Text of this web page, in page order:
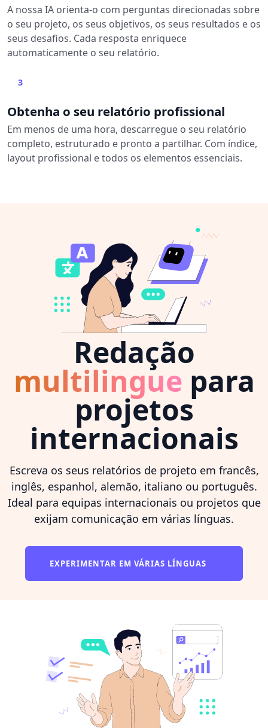
A nossa IA orienta-o com perguntas direcionadas sobre
o seu projeto, os seus objetivos, os seus resultados e os
seus desafios. Cada resposta enriquece
automaticamente o seu relatório.
3
Obtenha o seu relatório profissional
Em menos de uma hora, descarregue o seu relatório
completo, estruturado e pronto a partilhar. Com índice,
layout profissional e todos os elementos essenciais.
Redação
multilingue para
projetos
internacionais
Escreva os seus relatórios de projeto em francês,
inglês, espanhol, alemão, italiano ou português.
Ideal para equipas internacionais ou projetos que
exijam comunicação em várias línguas.
EXPERIMENTAR EM VÁRIAS LÍNGUAS